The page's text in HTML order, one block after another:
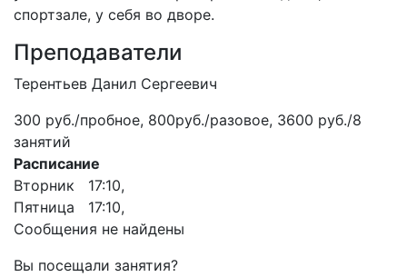
спортзале, у себя во дворе.
Преподаватели
Терентьев Данил Сергеевич
300 руб./пробное, 800руб./разовое, 3600 руб./8
занятий
Расписание
Вторник 17:10,
Пятница 17:10,
Сообщения не найдены
Вы посещали занятия?